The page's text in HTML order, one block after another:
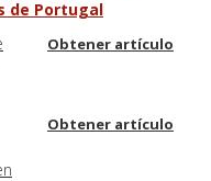
de Portugal
Obtener artículo
Obtener artículo